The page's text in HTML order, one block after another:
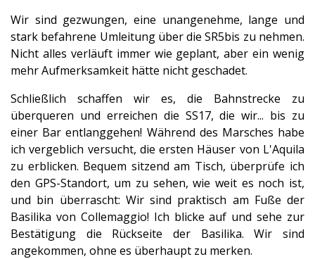
Wir sind gezwungen, eine unangenehme, lange und
stark befahrene Umleitung über die SR5bis zu nehmen.
Nicht alles verläuft immer wie geplant, aber ein wenig
mehr Aufmerksamkeit hätte nicht geschadet.
Schließlich schaffen wir es, die Bahnstrecke zu
überqueren und erreichen die SS17, die wir... bis zu
einer Bar entlanggehen! Während des Marsches habe
ich vergeblich versucht, die ersten Häuser von L'Aquila
zu erblicken. Bequem sitzend am Tisch, überprüfe ich
den GPS-Standort, um zu sehen, wie weit es noch ist,
und bin überrascht: Wir sind praktisch am Fuße der
Basilika von Collemaggio! Ich blicke auf und sehe zur
Bestätigung die Rückseite der Basilika. Wir sind
angekommen, ohne es überhaupt zu merken.